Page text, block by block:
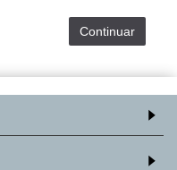
Continuar